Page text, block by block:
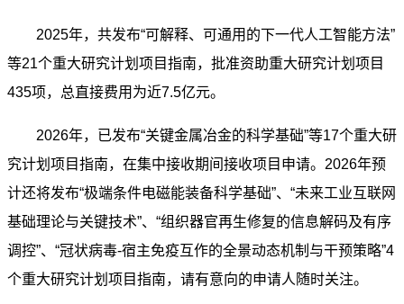
2025年，共发布“可解释、可通用的下一代人工智能方法”
等21个重大研究计划项目指南，批准资助重大研究计划项目
435项，总直接费用为近7.5亿元。
2026年，已发布“关键金属冶金的科学基础”等17个重大研
究计划项目指南，在集中接收期间接收项目申请。2026年预
计还将发布“极端条件电磁能装备科学基础”、“未来工业互联网
基础理论与关键技术”、“组织器官再生修复的信息解码及有序
调控”、“冠状病毒-宿主免疫互作的全景动态机制与干预策略”4
个重大研究计划项目指南，请有意向的申请人随时关注。